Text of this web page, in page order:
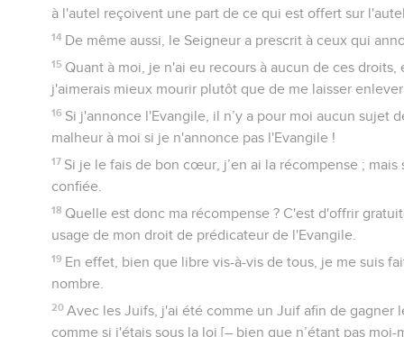
à l'autel reçoivent une part de ce qui est offert sur
14 De même aussi, le Seigneur a prescrit à ceux qui
15 Quant à moi, je n'ai eu recours à aucun de ces
j'aimerais mieux mourir plutôt que de me laisser
16 Si j'annonce l'Evangile, il n’y a pour moi aucun sujet
malheur à moi si je n'annonce pas l'Evangile !
17 Si je le fais de bon cœur, j’en ai la récompense ;
confiée.
18 Quelle est donc ma récompense ? C'est d'offrir
usage de mon droit de prédicateur de l'Evangile.
19 En effet, bien que libre vis-à-vis de tous, je me suis
nombre.
20 Avec les Juifs, j'ai été comme un Juif afin de gagner
comme si j'étais sous la loi [– bien que n’étant pas